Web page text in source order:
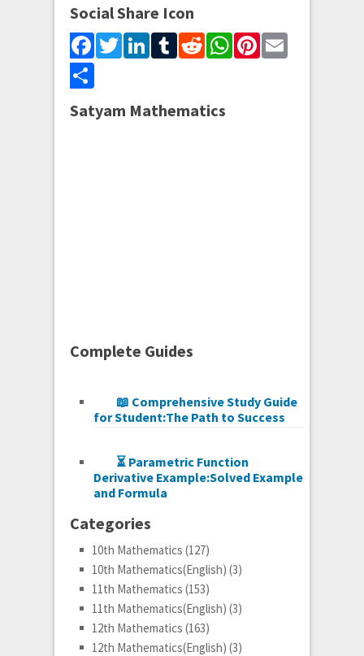
Social Share Icon
Facebook
Twitter
LinkedIn
Tumblr
Reddit
WhatsApp
Pinterest
Email
Share
Satyam Mathematics
Complete Guides
📖 Comprehensive Study Guide
for Student:The Path to Success
⏳ Parametric Function
Derivative Example:Solved Example
and Formula
Categories
10th Mathematics (127)
10th Mathematics(English) (3)
11th Mathematics (153)
11th Mathematics(English) (3)
12th Mathematics (163)
12th Mathematics(English) (3)